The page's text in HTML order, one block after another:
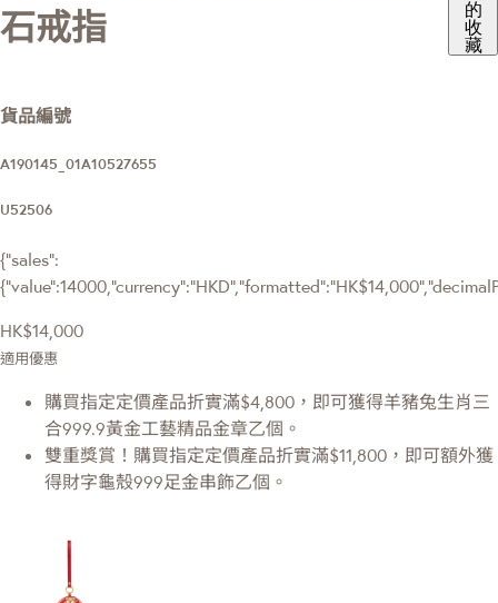
石戒指
的
收
藏
貨品編號
A190145_01A10527655
U52506
{"sales":
HK$14,000
適用優惠
購買指定定價產品折實滿$4,800，即可獲得羊豬兔生肖三
合999.9黃金工藝精品金章乙個。
雙重獎賞！購買指定定價產品折實滿$11,800，即可額外獲
得財字龜殼999足金串飾乙個。